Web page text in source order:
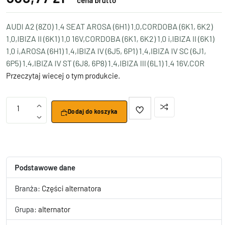
AUDI A2 (8Z0) 1.4 SEAT AROSA (6H1) 1.0,CORDOBA (6K1, 6K2)
1.0,IBIZA II (6K1) 1.0 16V,CORDOBA (6K1, 6K2) 1.0 i,IBIZA II (6K1)
1.0 i,AROSA (6H1) 1.4,IBIZA IV (6J5, 6P1) 1.4,IBIZA IV SC (6J1,
6P5) 1.4,IBIZA IV ST (6J8, 6P8) 1.4,IBIZA III (6L1) 1.4 16V,COR
Przeczytaj wiecej o tym produkcie.
1 Dodaj do koszyka
Podstawowe dane
Branża: Części alternatora
Grupa: alternator